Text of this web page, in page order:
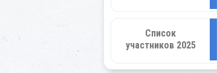
Список
участников 2025